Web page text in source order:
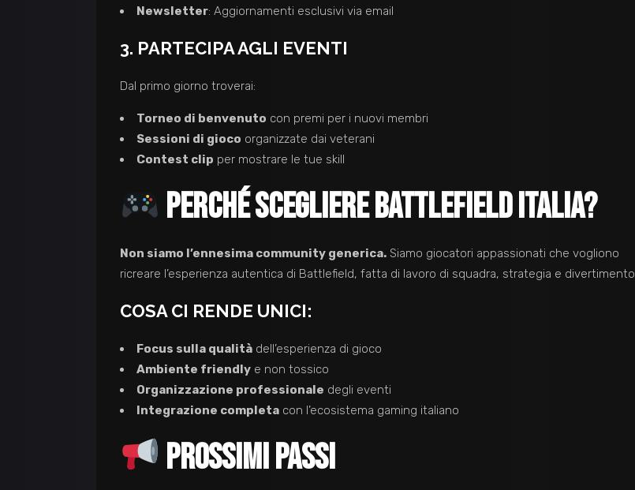
Newsletter: Aggiornamenti esclusivi via email
3. PARTECIPA AGLI EVENTI
Dal primo giorno troverai:
Torneo di benvenuto con premi per i nuovi membri
Sessioni di gioco organizzate dai veterani
Contest clip per mostrare le tue skill
PERCHÉ SCEGLIERE BATTLEFIELD ITALIA?
Non siamo l’ennesima community generica. Siamo giocatori appassionati che vogliono
ricreare l’esperienza autentica di Battlefield, fatta di lavoro di squadra, strategia e divertimento.
COSA CI RENDE UNICI:
Focus sulla qualità dell’esperienza di gioco
Ambiente friendly e non tossico
Organizzazione professionale degli eventi
Integrazione completa con l’ecosistema gaming italiano
PROSSIMI PASSI